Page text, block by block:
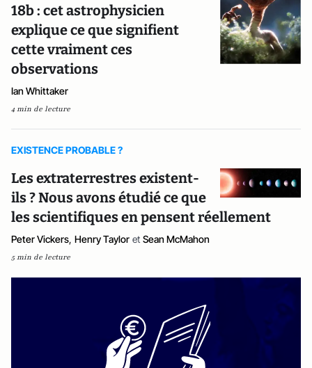
18b : cet astrophysicien
explique ce que signifient
cette vraiment ces
observations
Ian Whittaker
4 min de lecture
EXISTENCE PROBABLE ?
Les extraterrestres existent-
ils ? Nous avons étudié ce que
les scientifiques en pensent réellement
Peter Vickers, Henry Taylor et Sean McMahon
5 min de lecture